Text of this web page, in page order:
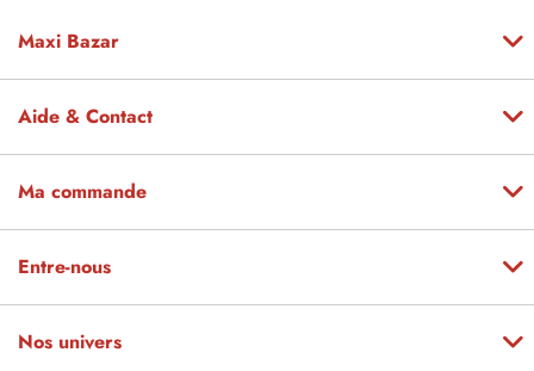
Maxi Bazar
Aide & Contact
Ma commande
Entre-nous
Nos univers